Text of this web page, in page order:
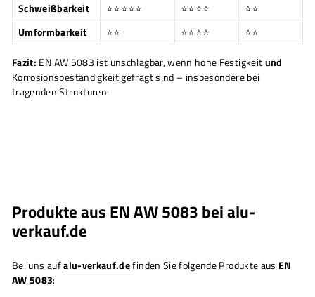
Schweißbarkeit
⭐⭐⭐⭐⭐ ⭐⭐⭐⭐
⭐⭐
Umformbarkeit
⭐⭐ ⭐⭐⭐⭐ ⭐⭐
Fazit: EN AW 5083 ist unschlagbar, wenn hohe Festigkeitund
Korrosionsbeständigkeit gefragt sind – insbesondere bei
tragenden Strukturen.
Produkte aus EN AW 5083 bei alu-
verkauf.de
Bei uns aufalu-verkauf.definden Sie folgende Produkte aus EN
AW 5083: